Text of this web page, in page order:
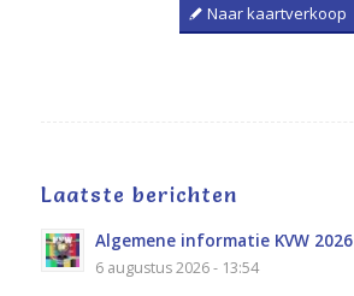
Naar kaartverkoop
Laatste berichten
Algemene informatie KVW 2026
6 augustus 2026 - 13:54